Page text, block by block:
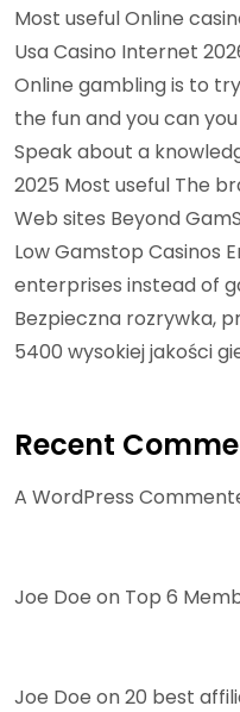
Most useful Online
Usa Casino Internet
Online gambling is to
the fun and you can
Speak about a
2025 Most useful The
Web sites Beyond
Low Gamstop Casinos
enterprises instead of
Bezpieczna rozrywka,
5400 wysokiej jakości
Recent
A WordPress
Joe Doe on Top 6
Joe Doe on20 best